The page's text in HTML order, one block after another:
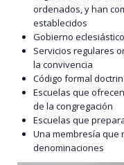
ordenados, y han
establecidos
Gobierno
Servicios regulares
la convivencia
Código formal
Escuelas que
de la congregación
Escuelas que
Una membresía que
denominaciones